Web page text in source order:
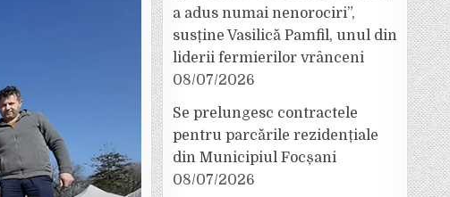
a adus numai nenorociri”,
susține Vasilică Pamfil, unul din
liderii fermierilor vrânceni
08/07/2026
Se prelungesc contractele
pentru parcările rezidențiale
din Municipiul Focșani
08/07/2026